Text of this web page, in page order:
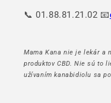
📞 01.88.81.21.02 📧
Mama Kana nie je lekár a
produktov CBD. Nie sú to
užívaním kanabidiolu sa